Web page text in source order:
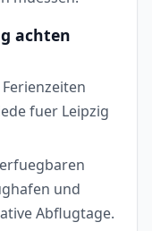
achten
fuer Leipzig
und
Abflugtage.